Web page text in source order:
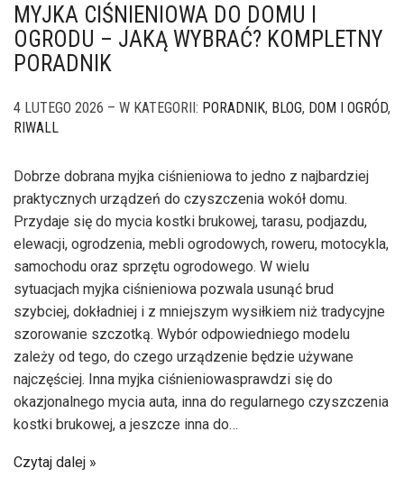
MYJKA CIŚNIENIOWA DO DOMU I
OGRODU – JAKĄ WYBRAĆ? KOMPLETNY
PORADNIK
4 LUTEGO 2026 – W KATEGORII: PORADNIK, BLOG, DOM I OGRÓD,
RIWALL
Dobrze dobrana myjka ciśnieniowa to jedno z najbardziej
praktycznych urządzeń do czyszczenia wokół domu.
Przydaje się do mycia kostki brukowej, tarasu, podjazdu,
elewacji, ogrodzenia, mebli ogrodowych, roweru, motocykla,
samochodu oraz sprzętu ogrodowego. W wielu
sytuacjach myjka ciśnieniowa pozwala usunąć brud
szybciej, dokładniej i z mniejszym wysiłkiem niż tradycyjne
szorowanie szczotką. Wybór odpowiedniego modelu
zależy od tego, do czego urządzenie będzie używane
najczęściej. Inna myjka ciśnieniowasprawdzi się do
okazjonalnego mycia auta, inna do regularnego czyszczenia
kostki brukowej, a jeszcze inna do…
Czytaj dalej